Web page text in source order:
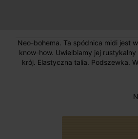
Neo-bohema. Ta spódnica midi jest
know-how. Uwielbiamy jej
krój. Elastyczna talia. Podszewka.